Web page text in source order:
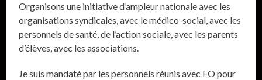
Organisons une initiative d’ampleur nationale avec les
organisations syndicales, avec le médico-social, avec les
personnels de santé, de l’action sociale, avec les parents
d’élèves, avec les associations.
Je suis mandaté par les personnels réunis avec FO pour